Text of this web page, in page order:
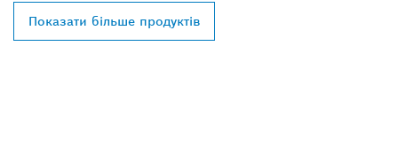
Показати більше продуктів